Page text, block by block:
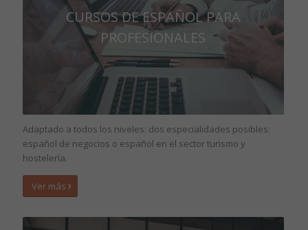
CURSOS DE ESPAÑOL PARA
PROFESIONALES
Adaptado a todos los niveles: dos especialidades posibles:
español de negocios o español en el sector turismo y
hostelería.
Ver más